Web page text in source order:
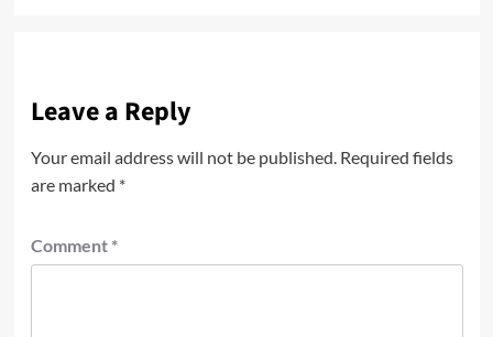
Leave a Reply
Your email address will not be published. Required fields
are marked *
Comment *